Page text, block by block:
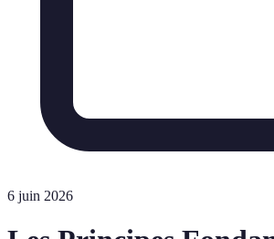
6 juin 2026